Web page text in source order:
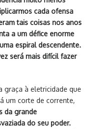
cada ofensa
tais coisas nos anos
a um défice enorme
espiral descendente.
será mais difícil fazer
graça à eletricidade que
um corte de corrente,
da grande
do seu poder.